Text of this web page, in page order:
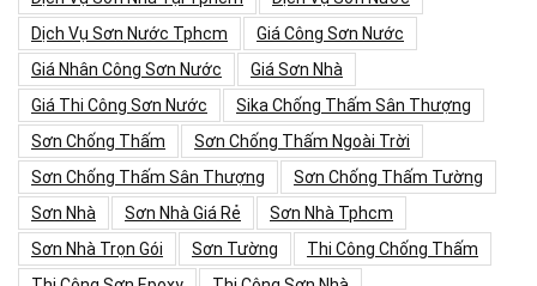
Dịch Vụ Sơn Nước Tphcm
Giá Công Sơn Nước
Giá Nhân Công Sơn Nước
Giá Sơn Nhà
Giá Thi Công Sơn Nước
Sika Chống Thấm Sân Thượng
Sơn Chống Thấm
Sơn Chống Thấm Ngoài Trời
Sơn Chống Thấm Sân Thượng
Sơn Chống Thấm Tường
Sơn Nhà
Sơn Nhà Giá Rẻ
Sơn Nhà Tphcm
Sơn Nhà Trọn Gói
Sơn Tường
Thi Công Chống Thấm